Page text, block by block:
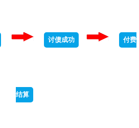
讨债成功 付费
结算